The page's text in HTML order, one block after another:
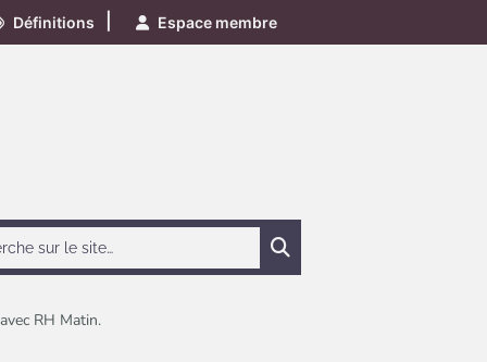
Définitions Espace membre
RH Matin.